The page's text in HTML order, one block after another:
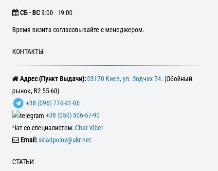
CБ - ВС9:00 - 19:00
Время визита согласовывайте с менеджером.
КОНТАКТЫ
Адрес (Пункт Выдачи):03170 Киев, ул. Зодчих 74. (Обойный
рынок, В2 55-60)
+38 (096) 774-41-06
+38 (050) 506-57-90
Чат со специалистом:Chat Viber
Email:skladpolov@ukr.net
СТАТЬИ